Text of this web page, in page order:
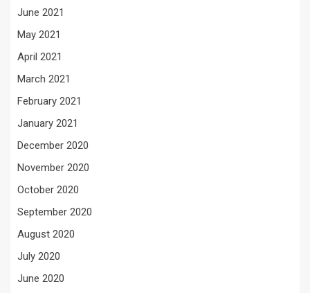
June 2021
May 2021
April 2021
March 2021
February 2021
January 2021
December 2020
November 2020
October 2020
September 2020
August 2020
July 2020
June 2020